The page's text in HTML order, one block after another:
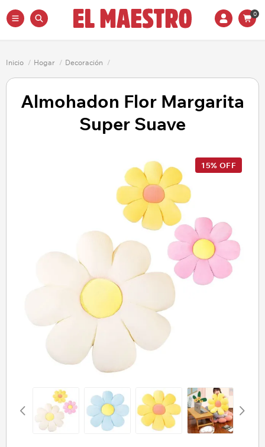
0
Inicio / Hogar / Decoración /
Almohadon Flor Margarita
Super Suave
15% OFF